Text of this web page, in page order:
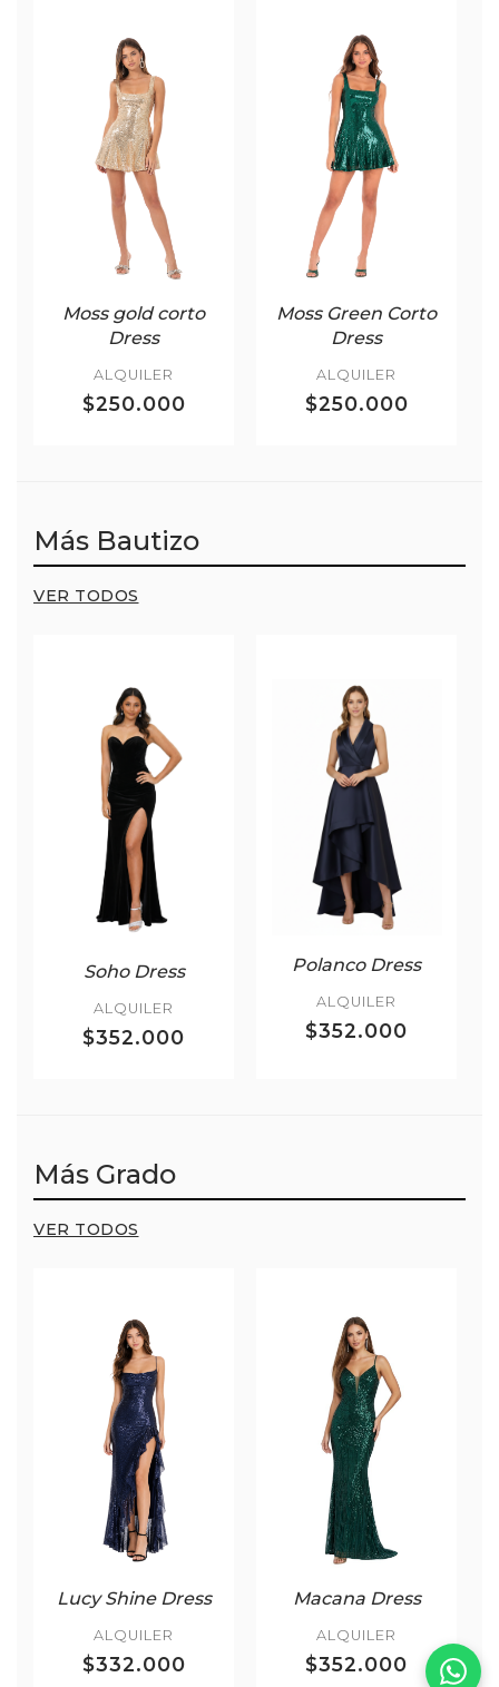
Moss gold corto
Dress
ALQUILER
$250.000
Moss Green Corto
Dress
ALQUILER
$250.000
Más Bautizo
VER TODOS
Soho Dress
ALQUILER
$352.000
Polanco Dress
ALQUILER
$352.000
Más Grado
VER TODOS
Lucy Shine Dress
ALQUILER
$332.000
Macana Dress
ALQUILER
$352.000